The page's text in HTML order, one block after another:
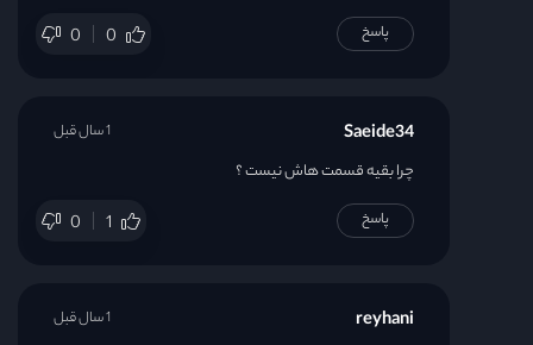
0 0 پاسخ
Saeide34
چرا بقیه قسمت هاش نیست ؟
0 1
1 سال قبل
پاسخ
reyhani 1 سال قبل